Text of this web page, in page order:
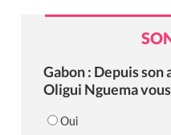
Gabon : Depuis son
Oligui Nguema
Oui